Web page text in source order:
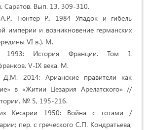
Саратов. Вып. 13, 309-310.
Гюнтер Р., 1984 Упадок и гибель
империи и возникновение германских
VI в.). М.
История Франции. Том I.
V-IX века. М.
2014: Арианские правители как
в «Житии Цезария Арелатского» //
№ 5, 195-216.
Кесарии 1950: Война с готами /
пер. с греческого С.П. Кондратьева,